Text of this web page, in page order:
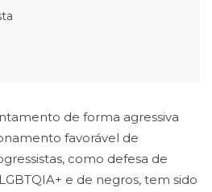
de forma agressiva
favorável de
como defesa de
e de negros, tem sido